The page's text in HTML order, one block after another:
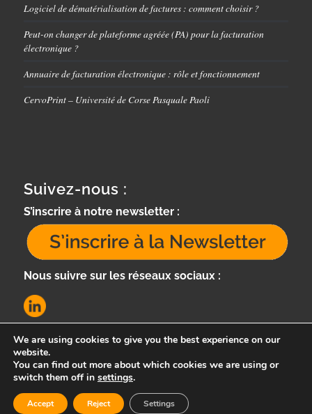
Logiciel de dématérialisation de factures : comment choisir ?
Peut-on changer de plateforme agréée (PA) pour la facturation
électronique ?
Annuaire de facturation électronique : rôle et fonctionnement
CervoPrint – Université de Corse Pasquale Paoli
Suivez-nous :
S’inscrire à notre newsletter :
Nous suivre sur les réseaux sociaux :
e-Cervo - Enfold Theme by Kriesi
We are using cookies to give you the best experience on our
website.
You can find out more about which cookies we are using or
switch them off in settings.
Accept Reject Settings